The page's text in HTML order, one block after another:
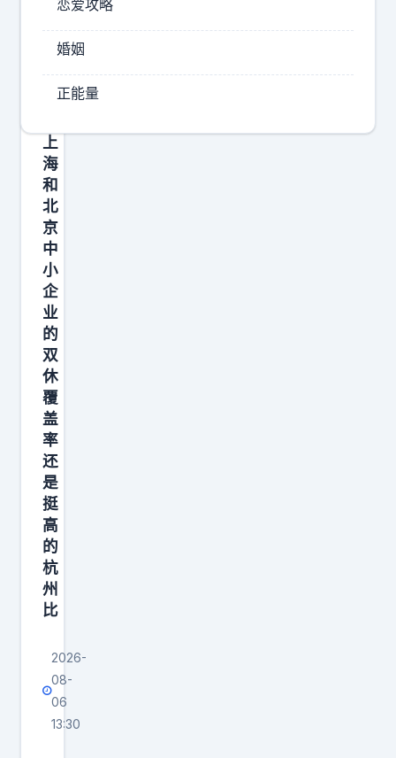
事
：
数
怎
么
学
都
不
及
格
但
是
我
能
把
《
朋
友
相
对
来
上
海
和
北
京
中
小
企
业
的
双
休
覆
盖
率
还
是
挺
高
的
杭
州
比
2026-
08-
06
13:30
恋爱攻略
婚姻
正能量